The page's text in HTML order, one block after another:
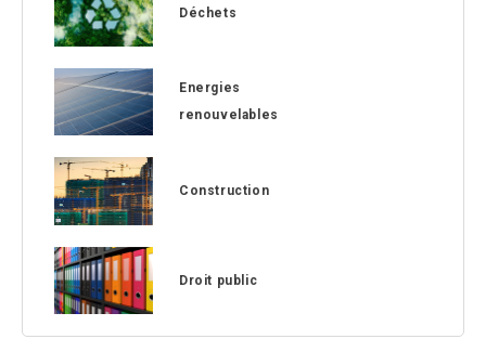
Déchets
Energies
renouvelables
Construction
Droit public